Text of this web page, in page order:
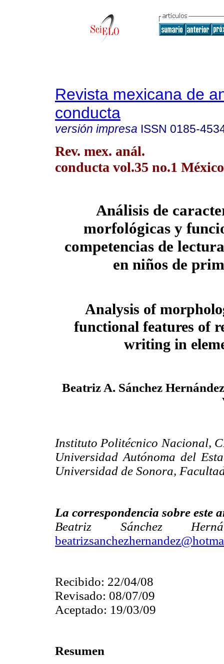
Revista mexicana de
conducta
versión impresa ISSN 0185-
Rev. mex. anál.
conducta vol.35 no.1
Análisis de
morfológicas y
competencias de
en niños de
Analysis of
functional features of
writing in
Beatriz A. Sánchez
Instituto Politécnico Nacional,
Universidad Autónoma del
Universidad de Sonora,
La correspondencia sobre este
Beatriz Sánchez
Recibido: 22/04/08
Revisado: 08/07/09
Aceptado: 19/03/09
Resumen